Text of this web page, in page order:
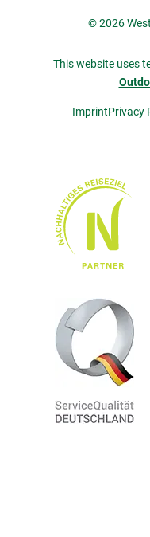
© 2026
This website uses
ImprintPrivacy